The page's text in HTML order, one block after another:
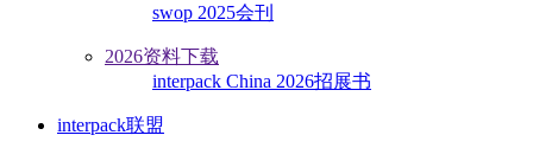
swop 2025会刊
2026资料下载
interpack China 2026招展书
interpack联盟